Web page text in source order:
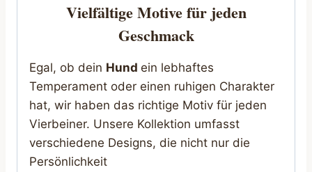
Vielfältige Motive für jeden
Geschmack
Egal, ob dein Hund ein lebhaftes
Temperament oder einen ruhigen Charakter
hat, wir haben das richtige Motiv für jeden
Vierbeiner. Unsere Kollektion umfasst
verschiedene Designs, die nicht nur die
Persönlichkeit